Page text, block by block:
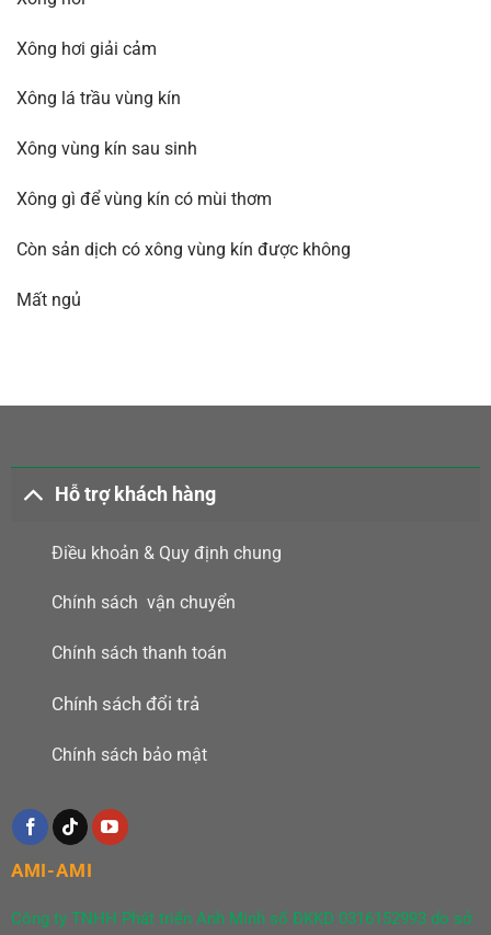
Xông hơi giải cảm
Xông lá trầu vùng kín
Xông vùng kín sau sinh
Xông gì để vùng kín có mùi thơm
Còn sản dịch có xông vùng kín được không
Mất ngủ
Hỗ trợ khách hàng
Điều khoản & Quy định chung
Chính sách vận chuyển
Chính sách thanh toán
Chính sách đổi trả
Chính sách bảo mật
AMI-AMI
Công ty TNHH Phát triển Anh Minh số ĐKKD 0316152993 do sở